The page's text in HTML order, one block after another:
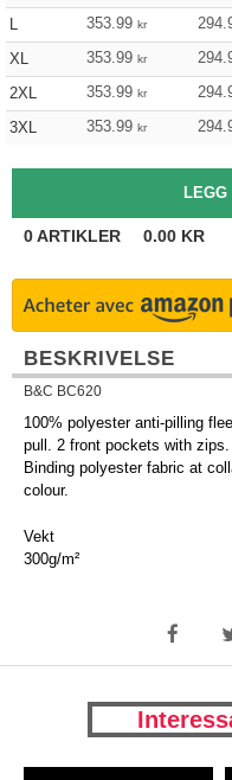
L
353.99 kr
XL
353.99 kr
2XL
353.99 kr
3XL
353.99 kr
0ARTIKLER 0.00 KR
BESKRIVELSE
B&C BC620
100% polyester anti-pilling
pull. 2 front pockets with
Binding polyester fabric at
colour.
Vekt
300g/m²